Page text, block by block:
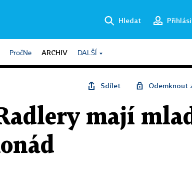
Hledat
PročNe ARCHIV DALŠÍ
Sdílet Odemknout
mají